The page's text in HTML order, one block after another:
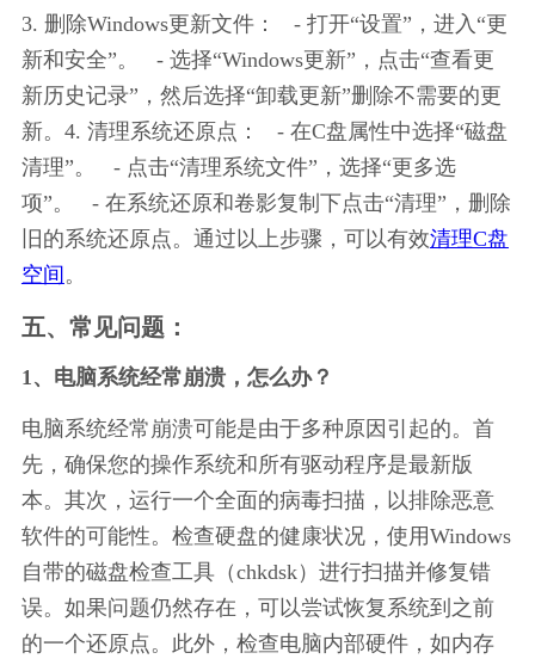
3. 删除Windows更新文件：   - 打开“设置”，进入“更
新和安全”。   - 选择“Windows更新”，点击“查看更
新历史记录”，然后选择“卸载更新”删除不需要的更
新。4. 清理系统还原点：   - 在C盘属性中选择“磁盘
清理”。   - 点击“清理系统文件”，选择“更多选
项”。   - 在系统还原和卷影复制下点击“清理”，删除
旧的系统还原点。通过以上步骤，可以有效清理C盘
空间。
五、常见问题：
1、电脑系统经常崩溃，怎么办？
电脑系统经常崩溃可能是由于多种原因引起的。首
先，确保您的操作系统和所有驱动程序是最新版
本。其次，运行一个全面的病毒扫描，以排除恶意
软件的可能性。检查硬盘的健康状况，使用Windows
自带的磁盘检查工具（chkdsk）进行扫描并修复错
误。如果问题仍然存在，可以尝试恢复系统到之前
的一个还原点。此外，检查电脑内部硬件，如内存